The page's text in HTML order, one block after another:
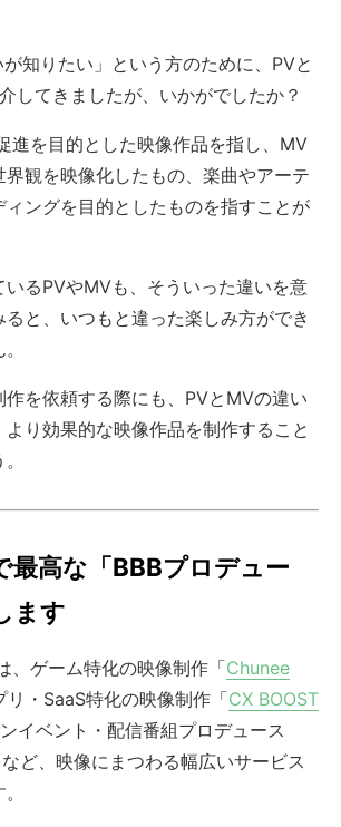
が知りたい」という方のために、PVと
してきましたが、いかがでしたか？
進を目的とした映像作品を指し、MV
界観を映像化したもの、楽曲やアーテ
ィングを目的としたものを指すことが
いるPVやMVも、そういった違いを意
と、いつもと違った楽しみ方ができ
作を依頼する際にも、PVとMVの違い
より効果的な映像作品を制作すること
最高な「BBBプロデュー
ます
、ゲーム特化の映像制作「Chunee
リ・SaaS特化の映像制作「CX BOOST
イベント・配信番組プロデュース
など、映像にまつわる幅広いサービス